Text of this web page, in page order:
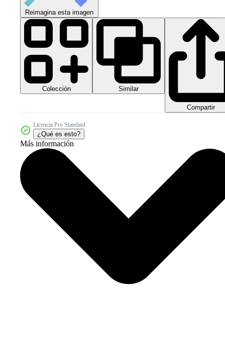
Reimagina esta imagen
Colección Similar
Compartir
Licencia Pro Standard
¿Qué es esto?
Más información